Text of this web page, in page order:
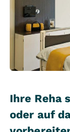
Ihre Reha
oder auf